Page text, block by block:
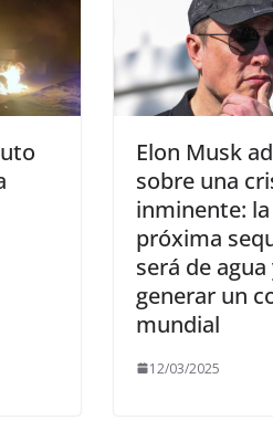
Elon Musk
sobre una
inminente: la
próxima
será de
generar un
mundial
12/03/2025